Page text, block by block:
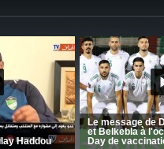
Entretien avec Moulay Haddou